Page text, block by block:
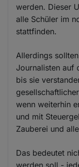
werden. Dieser
alle Schüler im
stattfinden.
Allerdings
Journalisten auf
bis sie
wenn weiterhin
und mit
Zauberei und
Das bedeutet
werden soll -